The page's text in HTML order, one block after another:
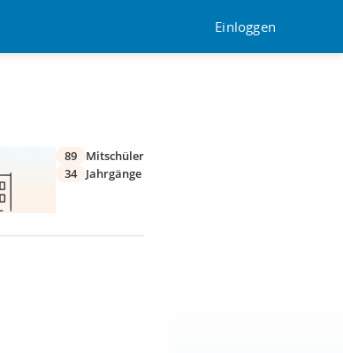
Einloggen
89
Mitschüler
34
Jahrgänge